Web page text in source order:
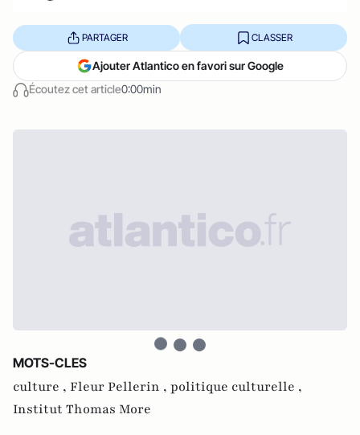
Écoutez cet article0:00min
PARTAGER CLASSER
Ajouter Atlantico en favori sur Google
MOTS-CLES
culture , Fleur Pellerin , politique culturelle ,
Institut Thomas More